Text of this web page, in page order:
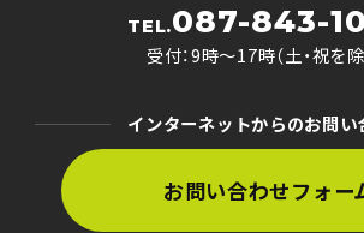
TEL.087-843-
受付：9時〜17時（土・祝を除
インターネットからのお問い
お問い合わせフォー